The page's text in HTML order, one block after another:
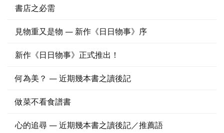
書店之必需
見物重又是物 — 新作《日日物事》序
新作《日日物事》正式推出！
何為美？ — 近期幾本書之讀後記
做菜不看食譜書
心的追尋 — 近期幾本書之讀後記／推薦語